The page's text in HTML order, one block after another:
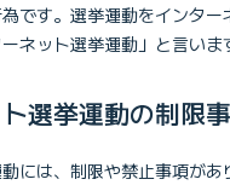
です。選挙運動をインター
ネット選挙運動」と言いま
選挙運動の制限
には、制限や禁止事項があ